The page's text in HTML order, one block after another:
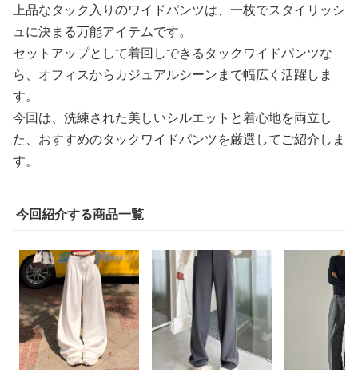
上品なタック入りのワイドパンツは、一枚でスタイリッシ
ュに決まる万能アイテムです。
セットアップとして着回しできるタックワイドパンツな
ら、オフィスからカジュアルシーンまで幅広く活躍しま
す。
今回は、洗練された美しいシルエットと着心地を両立し
た、おすすめのタックワイドパンツを厳選してご紹介しま
す。
今回紹介する商品一覧